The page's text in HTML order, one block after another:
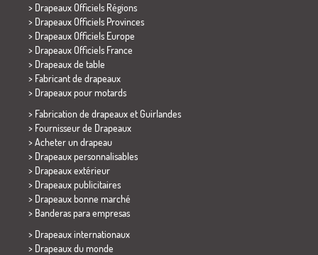
> Drapeaux Officiels Régions
> Drapeaux Officiels Provinces
> Drapeaux Officiels Europe
> Drapeaux Officiels France
> Drapeaux de table
> Fabricant de drapeaux
> Drapeaux pour motards
> Fabrication de drapeaux et Guirlandes
> Fournisseur de Drapeaux
> Acheter un drapeau
> Drapeaux personnalisables
> Drapeaux extérieur
> Drapeaux publicitaires
> Drapeaux bonne marché
> Banderas para empresas
> Drapeaux internationaux
> Drapeaux du monde